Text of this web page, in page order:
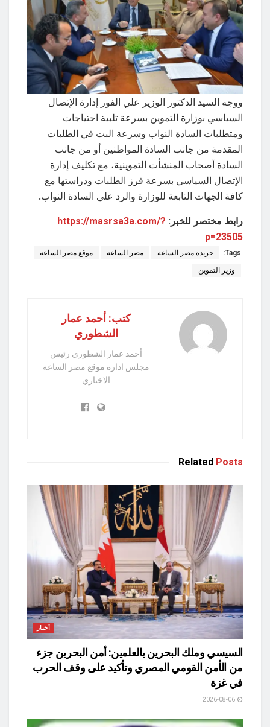
ووجه السيد الدكتور الوزير علي الفور إدارة الإتصال
السياسي بوزارة التموين بسرعة تلبية احتياجات
ومتطلبات السادة النواب وسرعة البت في الطلبات
المقدمة من جانب السادة المواطنين أو من جانب
السادة أصحاب المنشأت التموينية، مع تكليف إدارة
الإتصال السياسي بسرعة فرز الطلبات ودراستها مع
كافة الجهات التابعة للوزارة والرد علي السادة النواب.
رابط مختصر للخبر: https://masrsa3a.com/?
p=23505
Tags: جريدة مصر الساعة مصر الساعة موقع مصر الساعة
وزير التموين
كتب: أحمد عمار
الشطوري
أحمد عمار الشطوري رئيس
مجلس ادارة موقع مصر الساعة
الاخباري
Related Posts
أخبار
السيسي وملك البحرين بالعلمين: أمن البحرين جزء
من الأمن القومي المصري وتأكيد على وقف الحرب
في غزة